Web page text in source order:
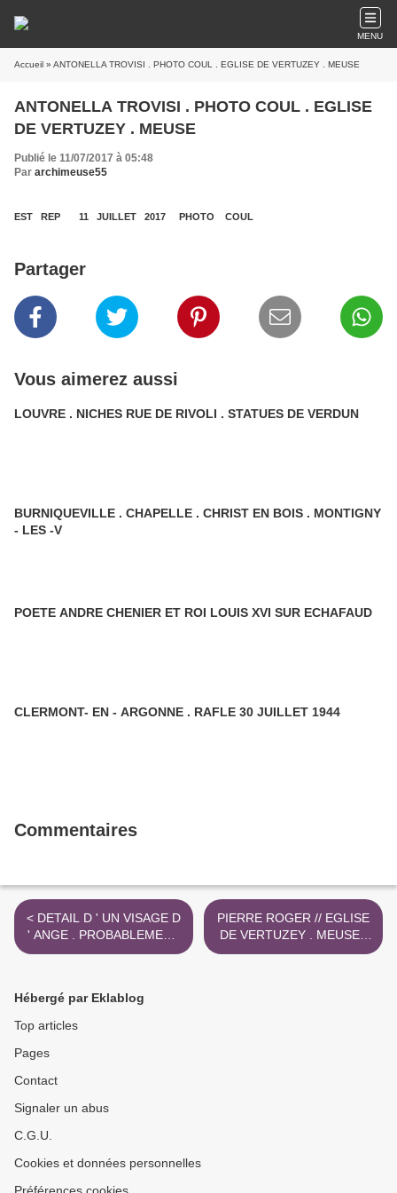
MENU
Accueil » ANTONELLA TROVISI . PHOTO COUL . EGLISE DE VERTUZEY . MEUSE
ANTONELLA TROVISI . PHOTO COUL . EGLISE
DE VERTUZEY . MEUSE
Publié le 11/07/2017 à 05:48
Par archimeuse55
EST REP 11 JUILLET 2017 PHOTO COUL
Partager
Vous aimerez aussi
LOUVRE . NICHES RUE DE RIVOLI . STATUES DE VERDUN
BURNIQUEVILLE . CHAPELLE . CHRIST EN BOIS . MONTIGNY
- LES -V
POETE ANDRE CHENIER ET ROI LOUIS XVI SUR ECHAFAUD
CLERMONT- EN - ARGONNE . RAFLE 30 JUILLET 1944
Commentaires
< DETAIL D ' UN VISAGE D
' ANGE . PROBABLEMENT
DU 17 ES
PIERRE ROGER // EGLISE
DE VERTUZEY . MEUSE .
FRESQUES >
Hébergé par Eklablog
Top articles
Pages
Contact
Signaler un abus
C.G.U.
Cookies et données personnelles